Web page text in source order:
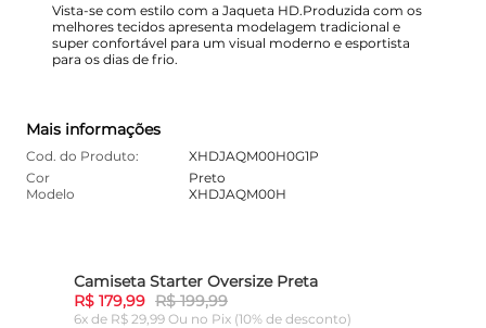
Vista-se com estilo com a Jaqueta HD.Produzida com os
melhores tecidos apresenta modelagem tradicional e
super confortável para um visual moderno e esportista
para os dias de frio.
Mais informações
Cod. do Produto:
XHDJAQM00H0G1P
Cor
Preto
Modelo
XHDJAQM00H
Camiseta Starter Oversize Preta
R$ 179,99 R$ 199,99
6x de R$ 29,99 Ou no Pix (10% de desconto)